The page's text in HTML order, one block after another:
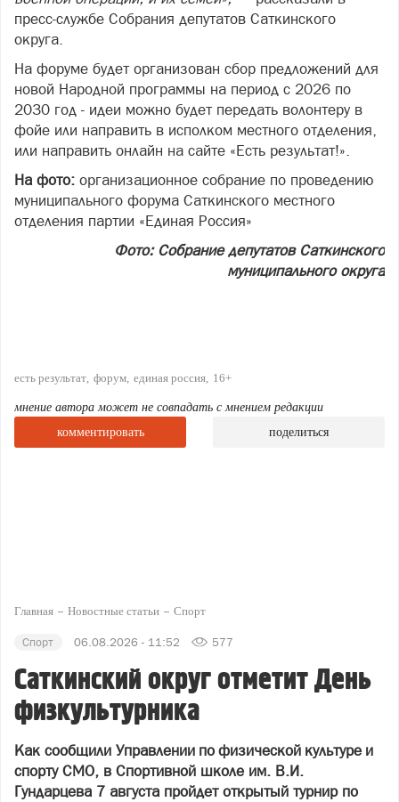
пресс-службе Собрания депутатов Саткинского
округа.
На форуме будет организован сбор предложений для
новой Народной программы на период с 2026 по
2030 год - идеи можно будет передать волонтеру в
фойе или направить в исполком местного отделения,
или направить онлайн на сайте «Есть результат!».
На фото: организационное собрание по проведению
муниципального форума Саткинского местного
отделения партии «Единая Россия»
Фото: Собрание депутатов Саткинского
муниципального округа
есть результат форум единая россия 16+
мнение автора может не совпадать с мнением редакции
комментировать
поделиться
Главная Новостные статьи Спорт
Спорт 06.08.2026 - 11:52 577
Саткинский округ отметит День
физкультурника
Как сообщили Управлении по физической культуре и
спорту СМО, в Спортивной школе им. В.И.
Гундарцева 7 августа пройдет открытый турнир по